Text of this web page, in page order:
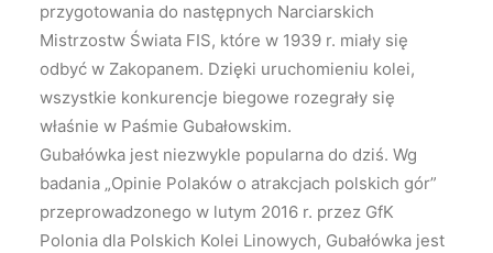
przygotowania do następnych Narciarskich
Mistrzostw Świata FIS, które w 1939 r. miały się
odbyć w Zakopanem. Dzięki uruchomieniu kolei,
wszystkie konkurencje biegowe rozegrały się
właśnie w Paśmie Gubałowskim.
Gubałówka jest niezwykle popularna do dziś. Wg
badania „Opinie Polaków o atrakcjach polskich gór”
przeprowadzonego w lutym 2016 r. przez GfK
Polonia dla Polskich Kolei Linowych, Gubałówka jest